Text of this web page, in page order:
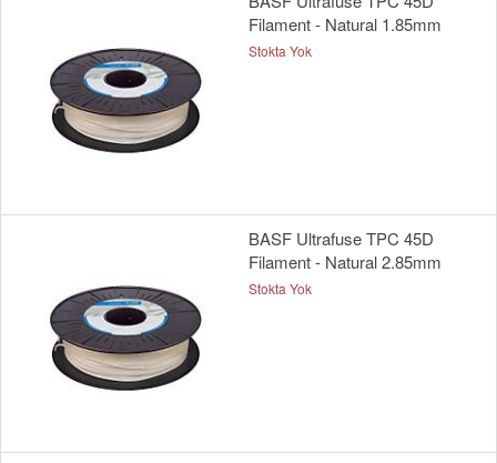
Filament - Natural 1.85mm
Stokta Yok
BASF Ultrafuse TPC 45D
Filament - Natural 2.85mm
Stokta Yok